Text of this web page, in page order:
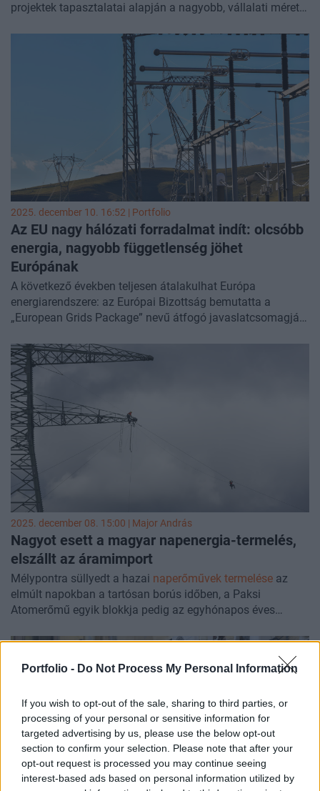
Portfolio - Do Not Process My Personal Information
If you wish to opt-out of the sale, sharing to third parties, or
processing of your personal or sensitive information for
targeted advertising by us, please use the below opt-out
section to confirm your selection. Please note that after your
opt-out request is processed you may continue seeing
interest-based ads based on personal information utilized by
projektek tapasztalatai alapján a nagyobb, vállalati méretű
tartományba süllyedt, amely mellett piaci alapon is
értelmezhetővé válik a megtérülés. Ugyanakkor a
finanszírozhatóság továbbra is kulcskérdés marad, így
korántsem mindegy, hogy a beruházók milyen
árkörnyezetben és üzleti modellek mentén vágnak bele egy-
egy energiatárolói projektbe – ennek jártunk most utána.
2025. december 10. 16:52 | Portfolio
Az EU nagy hálózati forradalmat indít: olcsóbb
energia, nagyobb függetlenség jöhet
Európának
A következő években teljesen átalakulhat Európa
energiarendszere: az Európai Bizottság bemutatta a
„European Grids Package” nevű átfogó javaslatcsomagját,
hálózatának krónikus fejlesztési igényét, a megújuló
kapacitások integrációjának akadályait, a lassú
engedélyezést, a külföldi energiafüggést és a magas
áramárakat. Emellé az unió egy új zászlóshajó-
kezdeményezést is útjára indított: Energy Highways, amely
nyolc kiemelt határkeresztező energiaprojekt gyorsított
megvalósítását célozza.
2025. december 08. 15:00 | Major András
Nagyot esett a magyar napenergia-termelés,
elszállt az áramimport
Mélypontra süllyedt a hazai naperőművek termelése az
elmúlt napokban a tartósan borús időben, a Paksi
Atomerőmű egyik blokkja pedig az egyhónapos éves
termelésből, így alaposanmegemelkedetta
villamosenergia-ellátás importigénye. Önmagában az
áramimport a jól összekapcsolt, rendszerint megfelelő
nem jelent problémát, azonban az importarány elszállása
az ország energiaszámlája, ellátásbiztonsága és
energiafüggetlensége szempontjából sem kedvező
fejlemény - különösen az év legnagyobb fogyasztású
időszakában. A következő hetekben ugyan a sokéves
átlagnál enyhébb időjárás várható, de az időjárási